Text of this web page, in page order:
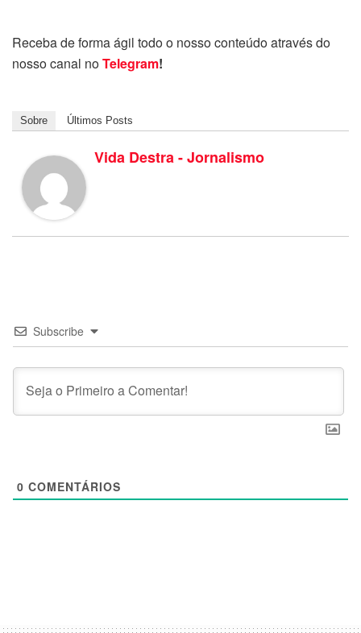
Receba de forma ágil todo o nosso conteúdo através do
nosso canal noTelegram!
Sobre Últimos Posts
Vida Destra - Jornalismo
Subscribe
0 COMENTÁRIOS